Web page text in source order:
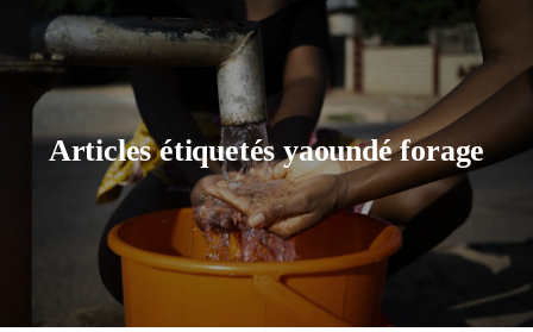
Articles étiquetés yaoundé forage